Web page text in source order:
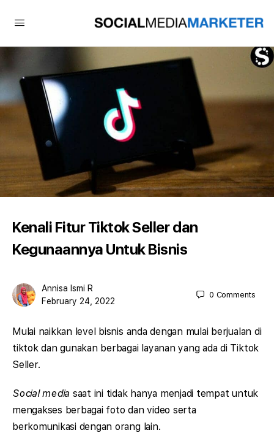
Kenali Fitur Tiktok Seller dan
Kegunaannya Untuk Bisnis
Annisa Ismi R
February 24, 2022
0 Comments
Mulai naikkan level bisnis anda dengan mulai berjualan di
tiktok dan gunakan berbagai layanan yang ada di Tiktok
Seller.
Social media saat ini tidak hanya menjadi tempat untuk
mengakses berbagai foto dan video serta
berkomunikasi dengan orang lain.